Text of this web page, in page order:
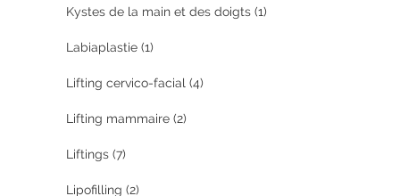
Kystes de la main et des doigts (1)
Labiaplastie (1)
Lifting cervico-facial (4)
Lifting mammaire (2)
Liftings (7)
Lipofilling (2)